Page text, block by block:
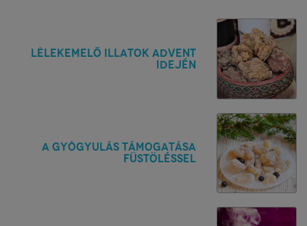
Lélekemelő illatok Advent
idején
A gyógyulás támogatása
füstöléssel